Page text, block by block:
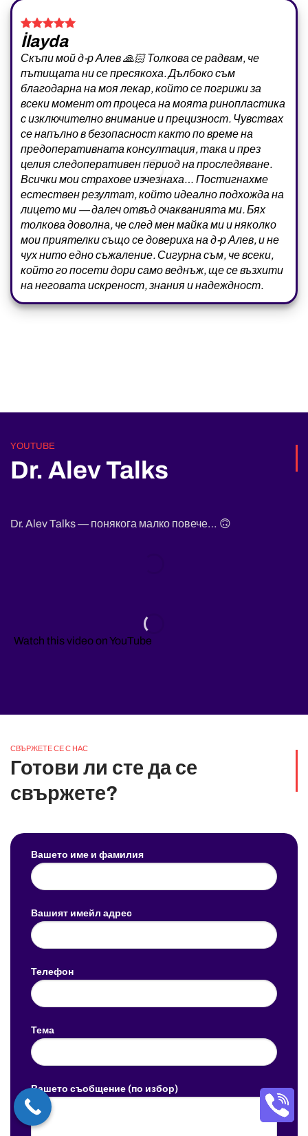
İlayda
Скъпи мой д-р Алев 🙏🏻 Толкова се радвам, че
пътищата ни се пресякоха. Дълбоко съм
благодарна на моя лекар, който се погрижи за
всеки момент от процеса на моята ринопластика
с изключително внимание и прецизност. Чувствах
се напълно в безопасност както по време на
предоперативната консултация, така и през
целия следоперативен период на проследяване.
Всички мои страхове изчезнаха… Постигнахме
естествен резултат, който идеално подхожда на
лицето ми — далеч отвъд очакванията ми. Бях
толкова доволна, че след мен майка ми и няколко
мои приятелки също се довериха на д-р Алев, и не
чух нито едно съжаление. Сигурна съм, че всеки,
който го посети дори само веднъж, ще се възхити
на неговата искреност, знания и надеждност.
YOUTUBE
Dr. Alev Talks
Dr. Alev Talks — понякога малко повече… 🙃
Watch this video on YouTube
СВЪРЖЕТЕ СЕ С НАС
Готови ли сте да се
свържете?
Вашето име и фамилия
Вашият имейл адрес
Телефон
Тема
Вашето съобщение (по избор)